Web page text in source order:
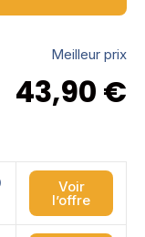
Meilleur prix
43,90 €
Voir
l’offre